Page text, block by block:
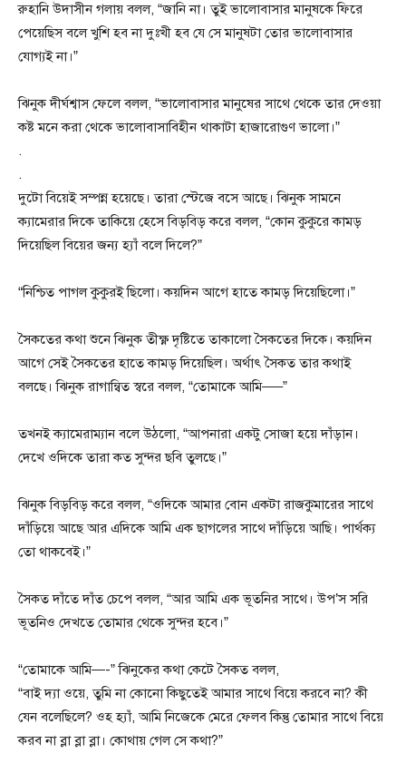
রুহানি উদাসীন গলায় বলল, “জানি না। তুই ভালোবাসার মানুষকে ফিরে
পেয়েছিস বলে খুশি হব না দুঃখী হব যে সে মানুষটা তোর ভালোবাসার
যোগ্যই না।”
ঝিনুক দীর্ঘশ্বাস ফেলে বলল, “ভালোবাসার মানুষের সাথে থেকে তার দেওয়া
কষ্ট মনে করা থেকে ভালোবাসাবিহীন থাকাটা হাজারোগুণ ভালো।”
.
.
দুটো বিয়েই সম্পন্ন হয়েছে। তারা স্টেজে বসে আছে। ঝিনুক সামনে
ক্যামেরার দিকে তাকিয়ে হেসে বিড়বিড় করে বলল, “কোন কুকুরে কামড়
দিয়েছিল বিয়ের জন্য হ্যাঁ বলে দিলে?”
“নিশ্চিত পাগল কুকুরই ছিলো। কয়দিন আগে হাতে কামড় দিয়েছিলো।”
সৈকতের কথা শুনে ঝিনুক তীক্ষ্ণ দৃষ্টিতে তাকালো সৈকতের দিকে। কয়দিন
আগে সেই সৈকতের হাতে কামড় দিয়েছিল। অর্থাৎ সৈকত তার কথাই
বলছে। ঝিনুক রাগান্বিত স্বরে বলল, “তোমাকে আমি—–”
তখনই ক্যামেরাম্যান বলে উঠলো, “আপনারা একটু সোজা হয়ে দাঁড়ান।
দেখে ওদিকে তারা কত সুন্দর ছবি তুলছে।”
ঝিনুক বিড়বিড় করে বলল, “ওদিকে আমার বোন একটা রাজকুমারের সাথে
দাঁড়িয়ে আছে আর এদিকে আমি এক ছাগলের সাথে দাঁড়িয়ে আছি। পার্থক্য
তো থাকবেই।”
সৈকত দাঁতে দাঁত চেপে বলল, “আর আমি এক ভূতনির সাথে। উপ’স সরি
ভূতনিও দেখতে তোমার থেকে সুন্দর হবে।”
“তোমাকে আমি—-” ঝিনুকের কথা কেটে সৈকত বলল,
“বাই দ্যা ওয়ে, তুমি না কোনো কিছুতেই আমার সাথে বিয়ে করবে না? কী
যেন বলেছিলে? ওহ হ্যাঁ, আমি নিজেকে মেরে ফেলব কিন্তু তোমার সাথে বিয়ে
করব না ব্লা ব্লা ব্লা। কোথায় গেল সে কথা?”